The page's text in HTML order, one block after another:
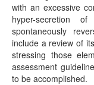
with an excessive
hyper-secretion
spontaneously
include a review of
stressing those
assessment
to be accomplished.